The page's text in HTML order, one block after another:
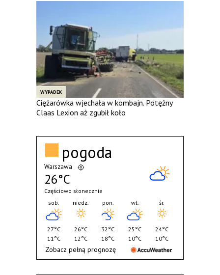
WYPADEK
Ciężarówka wjechała w kombajn. Potężny
Claas Lexion aż zgubił koło
pogoda
Warszawa
26°C
Częściowo słonecznie
sob.
27°C
11°C
niedz.
26°C
12°C
pon.
32°C
18°C
wt.
25°C
10°C
śr.
24°C
10°C
Zobacz pełną prognozę